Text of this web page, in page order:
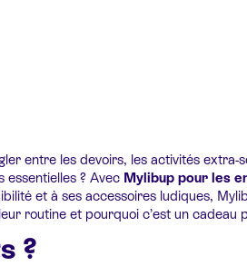
entre les devoirs, les activités
essentielles ? Avec Mylibup pour les
et à ses accessoires ludiques,
routine et pourquoi c’est un cadeau
?